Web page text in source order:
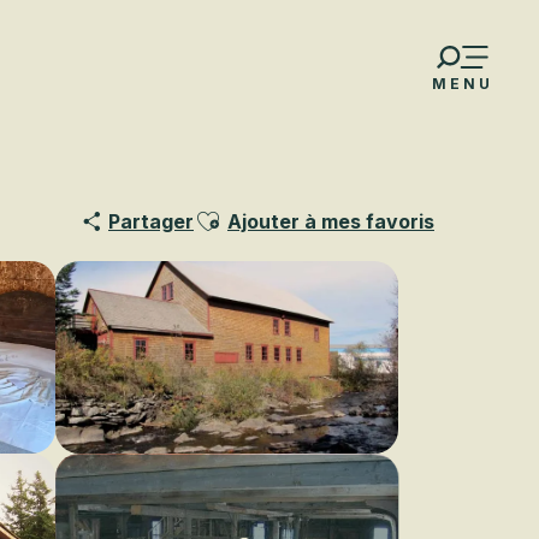
MENU
Partager Ajouter aux favoris
Ajouter à mes favoris